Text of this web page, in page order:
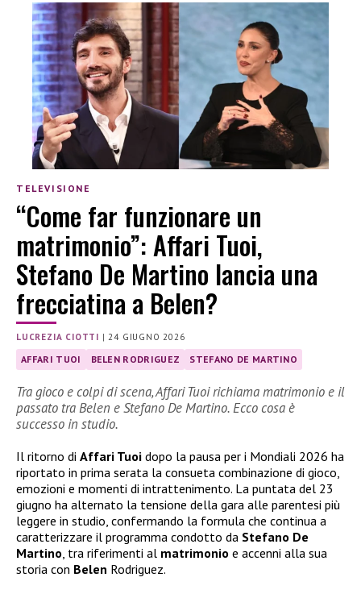
TELEVISIONE
“Come far funzionare un
matrimonio”: Affari Tuoi,
Stefano De Martino lancia una
frecciatina a Belen?
LUCREZIA CIOTTI |24 GIUGNO 2026
AFFARI TUOI BELEN RODRIGUEZ STEFANO DE MARTINO
Tra gioco e colpi di scena, Affari Tuoi richiama matrimonio e il
passato tra Belen e Stefano De Martino. Ecco cosa è
successo in studio.
Il ritorno di Affari Tuoi dopo la pausa per i Mondiali 2026 ha
riportato in prima serata la consueta combinazione di gioco,
emozioni e momenti di intrattenimento. La puntata del 23
giugno ha alternato la tensione della gara alle parentesi più
leggere in studio, confermando la formula che continua a
caratterizzare il programma condotto da Stefano De
Martino, tra riferimenti al matrimonio e accenni alla sua
storia con Belen Rodriguez.